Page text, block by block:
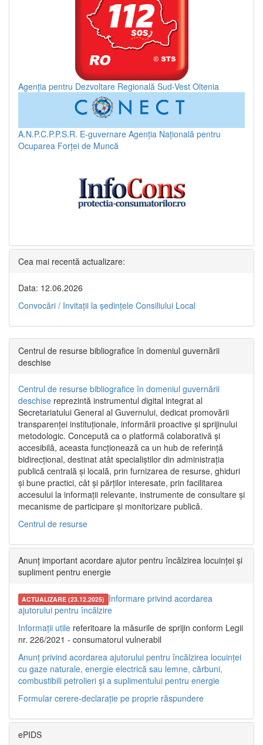
Agenția pentru Dezvoltare Regională Sud-Vest Oltenia
A.N.P.C.P.P.S.R. E-guvernare Agenția Națională pentru
Ocuparea Forței de Muncă
Cea mai recentă actualizare:
Data: 12.06.2026
Convocări / Invitaţii la şedinţele Consiliului Local
Centrul de resurse bibliografice în domeniul guvernării
deschise
Centrul de resurse bibliografice în domeniul guvernării
deschise reprezintă instrumentul digital integrat al
Secretariatului General al Guvernului, dedicat promovării
transparenței instituționale, informării proactive și sprijinului
metodologic. Concepută ca o platformă colaborativă și
accesibilă, aceasta funcționează ca un hub de referință
bidirecțional, destinat atât specialiștilor din administrația
publică centrală și locală, prin furnizarea de resurse, ghiduri
și bune practici, cât și părților interesate, prin facilitarea
accesului la informații relevante, instrumente de consultare și
mecanisme de participare și monitorizare publică.
Centrul de resurse
Anunț important acordare ajutor pentru încălzirea locuinței și
supliment pentru energie
ACTUALIZARE (23.12.2025) Informare privind acordarea
ajutorului pentru încălzire
Informații utile referitoare la măsurile de sprijin conform Legii
nr. 226/2021 - consumatorul vulnerabil
Anunț privind acordarea ajutorului pentru încălzirea locuinței
cu gaze naturale, energie electrică sau lemne, cărbuni,
combustibili petrolieri și a suplimentului pentru energie
Formular cerere-declarație pe proprie răspundere
ePIDS